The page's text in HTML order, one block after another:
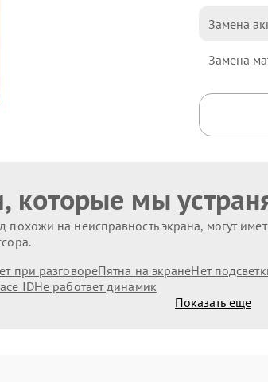
Замена
Замена
которые мы
на неисправность экрана, могут
при разговореПятна на экранеНет
IDНе работает динамик
Показать еще